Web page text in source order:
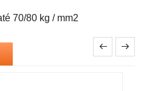
70/80 kg / mm2